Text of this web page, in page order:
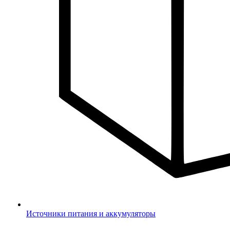
Источники питания и аккумуляторы